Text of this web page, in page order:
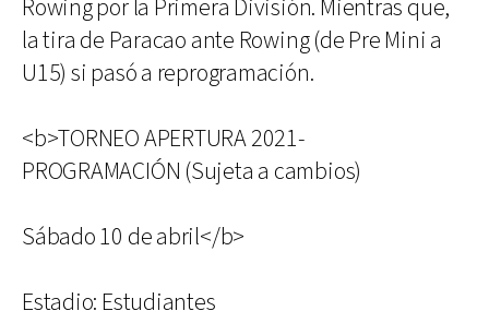
Rowing por la Primera División. Mientras que,
la tira de Paracao ante Rowing (de Pre Mini a
U15) si pasó a reprogramación.
<b>TORNEO APERTURA 2021-
PROGRAMACIÓN (Sujeta a cambios)
Sábado 10 de abril</b>
Estadio: Estudiantes